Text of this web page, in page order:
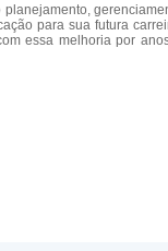
para sua futura
essa melhoria por